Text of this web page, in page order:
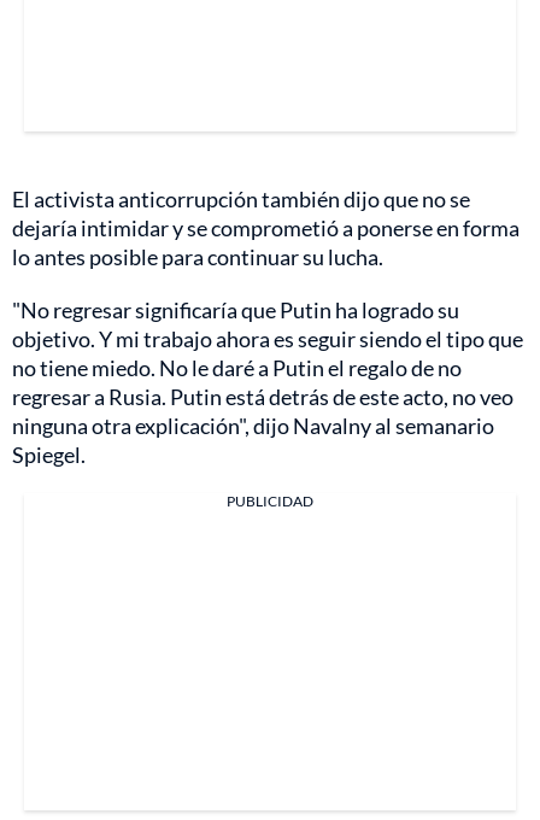
El activista anticorrupción también dijo que no se
dejaría intimidar y se comprometió a ponerse en forma
lo antes posible para continuar su lucha.
"No regresar significaría que Putin ha logrado su
objetivo. Y mi trabajo ahora es seguir siendo el tipo que
no tiene miedo. No le daré a Putin el regalo de no
regresar a Rusia. Putin está detrás de este acto, no veo
ninguna otra explicación", dijo Navalny al semanario
Spiegel.
PUBLICIDAD